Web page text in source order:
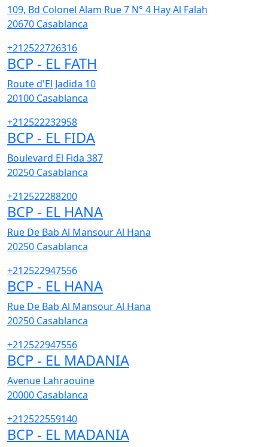
109, Bd Colonel Alam Rue 7 N° 4 Hay Al Falah
20670 Casablanca
+212522726316
BCP - EL FATH
Route d'El Jadida 10
20100 Casablanca
+212522232958
BCP - EL FIDA
Boulevard El Fida 387
20250 Casablanca
+212522288200
BCP - EL HANA
Rue De Bab Al Mansour Al Hana
20250 Casablanca
+212522947556
BCP - EL HANA
Rue De Bab Al Mansour Al Hana
20250 Casablanca
+212522947556
BCP - EL MADANIA
Avenue Lahraouine
20000 Casablanca
+212522559140
BCP - EL MADANIA